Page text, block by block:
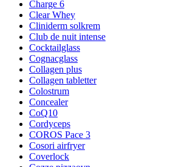
Charge 6
Clear Whey
Cliniderm solkrem
Club de nuit intense
Cocktailglass
Cognacglass
Collagen plus
Collagen tabletter
Colostrum
Concealer
CoQ10
Cordyceps
COROS Pace 3
Cosori airfryer
Coverlock